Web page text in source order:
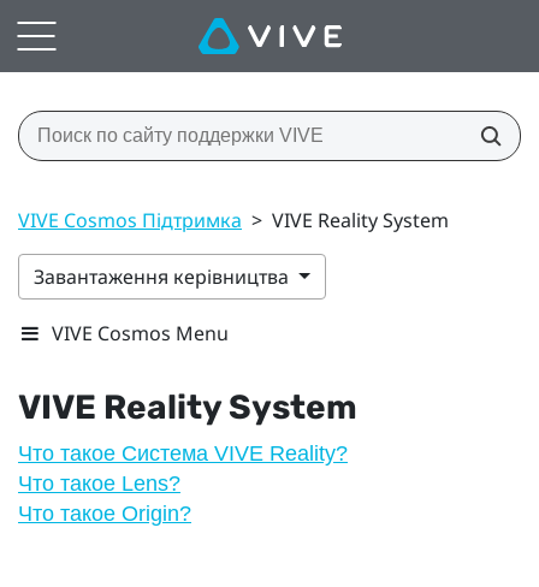
VIVE Cosmos Підтримка > VIVE Reality System
Завантаження керівництва
VIVE Cosmos Menu
VIVE Reality System
Что такое Система VIVE Reality?
Что такое Lens?
Что такое Origin?